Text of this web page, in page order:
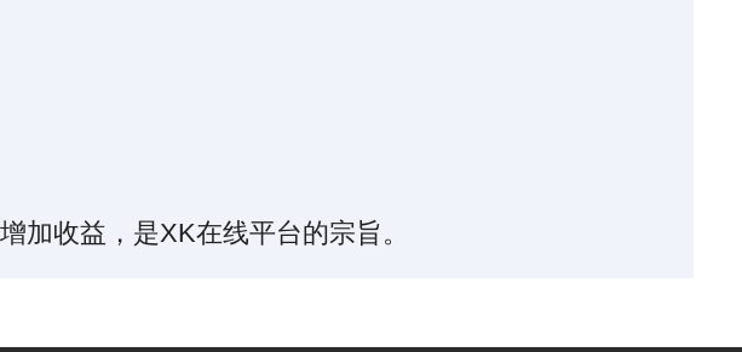
加收益，是XK在线平台的宗旨。